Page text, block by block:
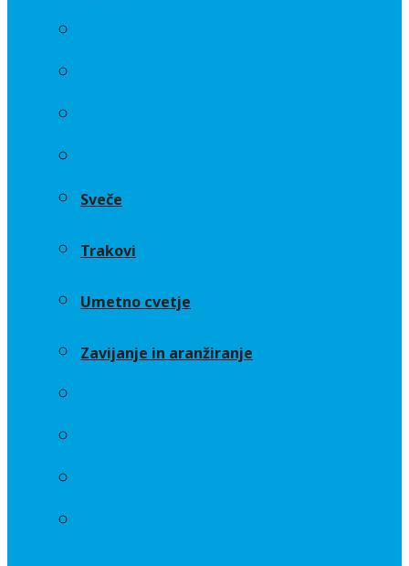
Sveče
Trakovi
Umetno cvetje
Zavijanje in aranžiranje